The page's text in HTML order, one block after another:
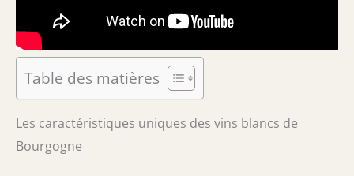
Table des matières
Les caractéristiques uniques des vins blancs de
Bourgogne